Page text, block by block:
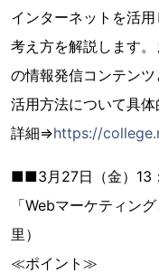
インターネットを活
考え方を解説します
の情報発信コンテン
活用方法について具体
詳細⇒https://
■■3月27日（金）
「Webマーケティン
里）
≪ポイント≫